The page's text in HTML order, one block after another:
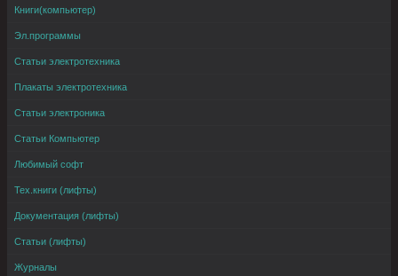
Книги(компьютер)
Эл.программы
Статьи электротехника
Плакаты электротехника
Статьи электроника
Статьи Компьютер
Любимый софт
Тех.книги (лифты)
Документация (лифты)
Статьи (лифты)
Журналы